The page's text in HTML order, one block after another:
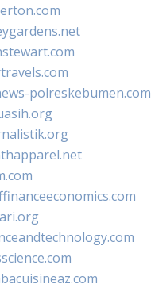
polreskebumen.com